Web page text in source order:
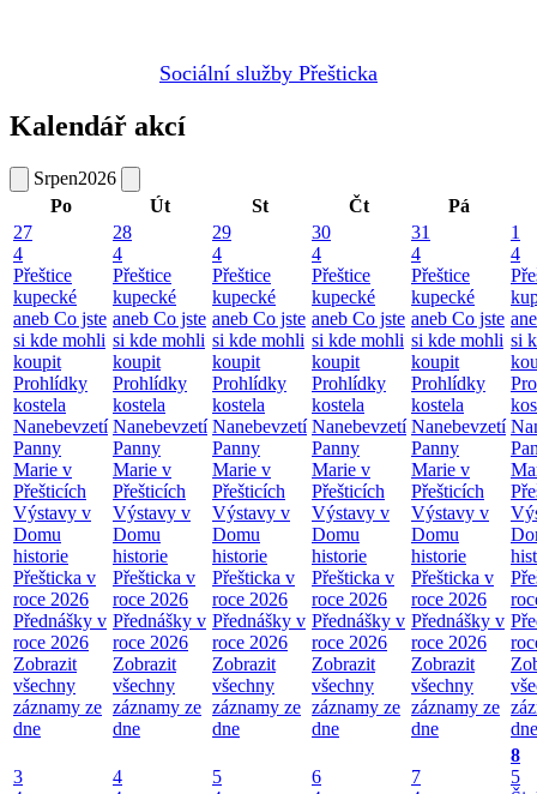
Sociální služby Přešticka
Kalendář akcí
Srpen2026
Po
Út St Čt
Pá
27
4
Přeštice
kupecké
aneb Co jste
si kde mohli
koupit
Prohlídky
kostela
Nanebevzetí
Panny
Marie v
Přešticích
Výstavy v
Domu
historie
Přešticka v
roce 2026
Přednášky v
roce 2026
Zobrazit
všechny
záznamy ze
dne
28
4
Přeštice
kupecké
aneb Co jste
si kde mohli
koupit
Prohlídky
kostela
Nanebevzetí
Panny
Marie v
Přešticích
Výstavy v
Domu
historie
Přešticka v
roce 2026
Přednášky v
roce 2026
Zobrazit
všechny
záznamy ze
dne
29
4
Přeštice
kupecké
aneb Co jste
si kde mohli
koupit
Prohlídky
kostela
Nanebevzetí
Panny
Marie v
Přešticích
Výstavy v
Domu
historie
Přešticka v
roce 2026
Přednášky v
roce 2026
Zobrazit
všechny
záznamy ze
dne
30
4
Přeštice
kupecké
aneb Co jste
si kde mohli
koupit
Prohlídky
kostela
Nanebevzetí
Panny
Marie v
Přešticích
Výstavy v
Domu
historie
Přešticka v
roce 2026
Přednášky v
roce 2026
Zobrazit
všechny
záznamy ze
dne
31
4
Přeštice
kupecké
aneb Co jste
si kde mohli
koupit
Prohlídky
kostela
Nanebevzetí
Panny
Marie v
Přešticích
Výstavy v
Domu
historie
Přešticka v
roce 2026
Přednášky v
roce 2026
Zobrazit
všechny
záznamy ze
dne
1
4
si
dne
3
4
5
6
7
8
5